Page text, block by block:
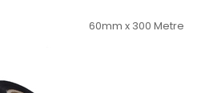
60mm x 300 Metre